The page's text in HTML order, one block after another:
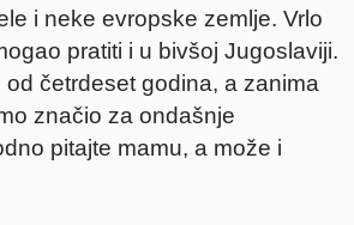
i neke evropske zemlje. Vrlo
pratiti i u bivšoj Jugoslaviji.
četrdeset godina, a zanima
značio za ondašnje
pitajte mamu, a može i